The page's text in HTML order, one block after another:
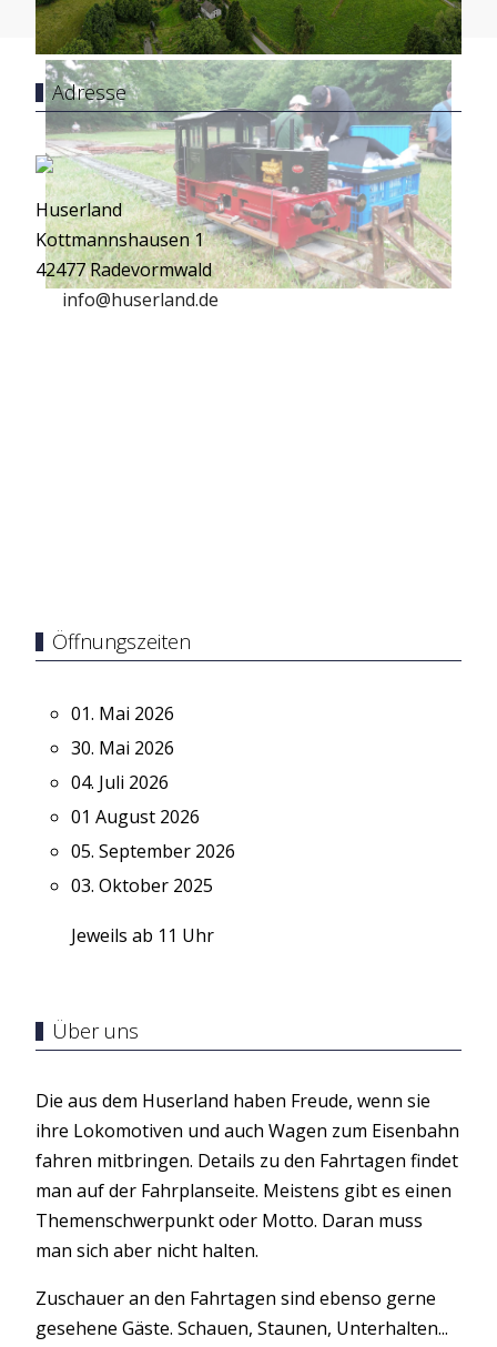
Adresse
Huserland
Kottmannshausen 1
42477 Radevormwald
info@huserland.de
Öffnungszeiten
01. Mai 2026
30. Mai 2026
04. Juli 2026
01 August 2026
05. September 2026
03. Oktober 2025
Jeweils ab 11 Uhr
Über uns
Die aus dem Huserland haben Freude, wenn sie
ihre Lokomotiven und auch Wagen zum Eisenbahn
fahren mitbringen. Details zu den Fahrtagen findet
man auf der Fahrplanseite. Meistens gibt es einen
Themenschwerpunkt oder Motto. Daran muss
man sich aber nicht halten.
Zuschauer an den Fahrtagen sind ebenso gerne
gesehene Gäste. Schauen, Staunen, Unterhalten...